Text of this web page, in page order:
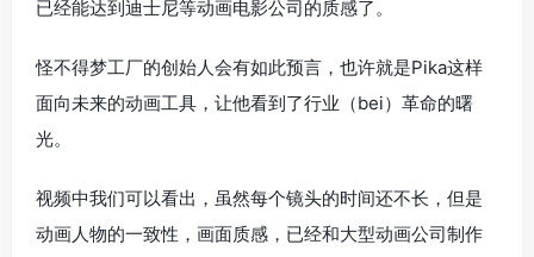
已经能达到迪士尼等动画电影公司的质感了。
怪不得梦工厂的创始人会有如此预言，也许就是Pika这样
面向未来的动画工具，让他看到了行业（bei）革命的曙
光。
视频中我们可以看出，虽然每个镜头的时间还不长，但是
动画人物的一致性，画面质感，已经和大型动画公司制作